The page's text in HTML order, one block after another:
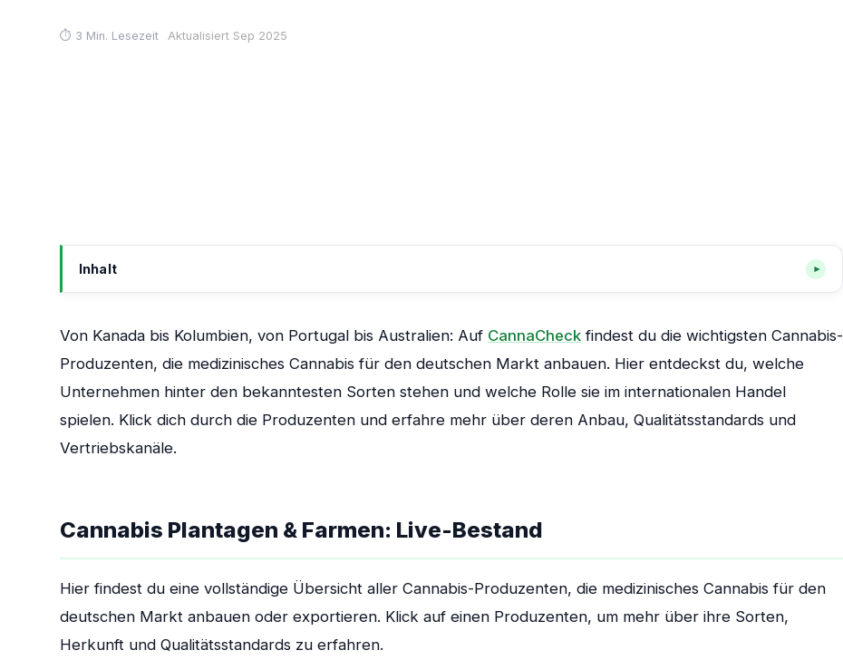
3 Min. Lesezeit Aktualisiert Sep 2025
Inhalt ▾
Cannabis Produzenten weltweit
Hintergrundwissen: Vom Produzenten zur Apotheke
Von Kanada bis Kolumbien, von Portugal bis Australien: Auf CannaCheck findest du die wichtigsten Cannabis-
Produzenten, die medizinisches Cannabis für den deutschen Markt anbauen. Hier entdeckst du, welche
Unternehmen hinter den bekanntesten Sorten stehen und welche Rolle sie im internationalen Handel
spielen. Klick dich durch die Produzenten und erfahre mehr über deren Anbau, Qualitätsstandards und
Vertriebskanäle.
Cannabis Plantagen & Farmen: Live-Bestand
Hier findest du eine vollständige Übersicht aller Cannabis-Produzenten, die medizinisches Cannabis für den
deutschen Markt anbauen oder exportieren. Klick auf einen Produzenten, um mehr über ihre Sorten,
Herkunft und Qualitätsstandards zu erfahren.